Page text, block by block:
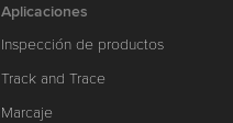
Aplicaciones
Inspección de productos
Track and Trace
Marcaje